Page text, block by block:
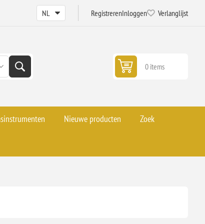
RegistrerenInloggen Verlanglijst
0 items
Nieuwe producten Zoek